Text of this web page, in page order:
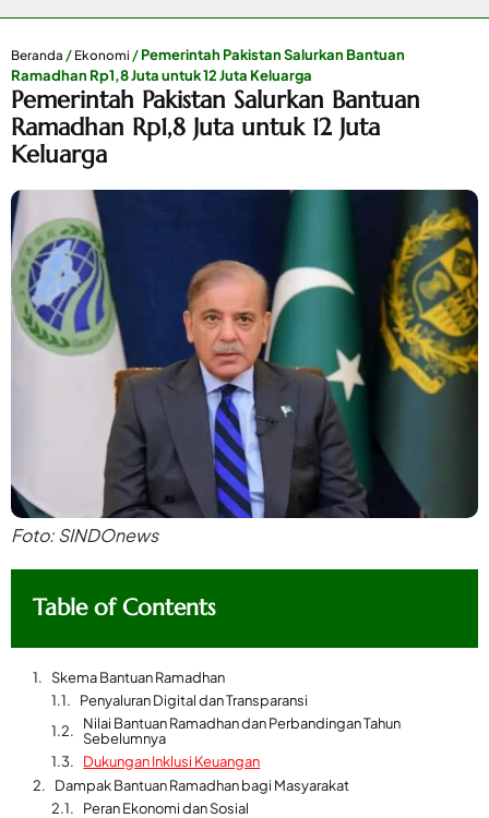
Beranda / Ekonomi /Pemerintah Pakistan Salurkan Bantuan
Ramadhan Rp1,8 Juta untuk 12 Juta Keluarga
Pemerintah Pakistan Salurkan Bantuan
Ramadhan Rp1,8 Juta untuk 12 Juta
Keluarga
Foto: SINDOnews
Table of Contents
Skema Bantuan Ramadhan
Penyaluran Digital dan Transparansi
Nilai Bantuan Ramadhan dan Perbandingan Tahun
Sebelumnya
Dukungan Inklusi Keuangan
Dampak Bantuan Ramadhan bagi Masyarakat
Peran Ekonomi dan Sosial